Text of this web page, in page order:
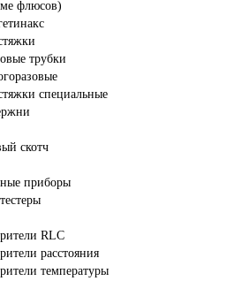
флюсов)
трубки
специальные
скотч
приборы
RLC
расстояния
температуры